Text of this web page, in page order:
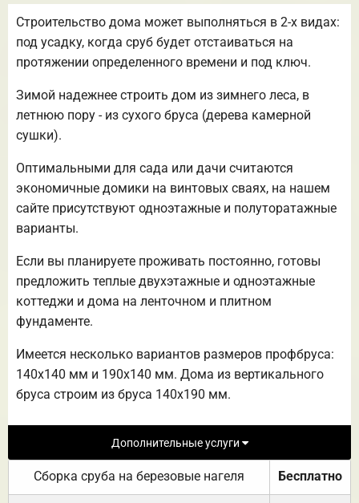
Строительство дома может выполняться в 2-х видах:
под усадку, когда сруб будет отстаиваться на
протяжении определенного времени и под ключ.
Зимой надежнее строить дом из зимнего леса, в
летнюю пору - из сухого бруса (дерева камерной
сушки).
Оптимальными для сада или дачи считаются
экономичные домики на винтовых сваях, на нашем
сайте присутствуют одноэтажные и полуторатажные
варианты.
Если вы планируете проживать постоянно, готовы
предложить теплые двухэтажные и одноэтажные
коттеджи и дома на ленточном и плитном
фундаменте.
Имеется несколько вариантов размеров профбруса:
140х140 мм и 190х140 мм. Дома из вертикального
бруса строим из бруса 140х190 мм.
Дополнительные услуги
Сборка сруба на березовые нагеля Бесплатно